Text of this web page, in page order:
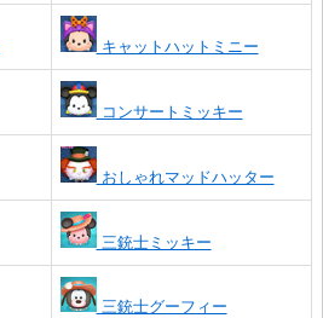
キャットハットミニー
コンサートミッキー
おしゃれマッドハッター
三銃士ミッキー
三銃士グーフィー